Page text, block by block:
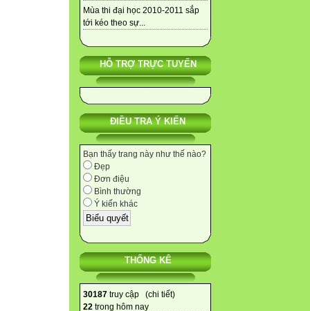
Mùa thi đại học 2010-2011 sắp
tới kéo theo sự...
HỖ TRỢ TRỰC TUYẾN
ĐIỀU TRA Ý KIẾN
Bạn thấy trang này như thế nào?
Đẹp
Đơn điệu
Bình thường
Ý kiến khác
THỐNG KÊ
30187 truy cập (chi tiết)
22 trong hôm nay